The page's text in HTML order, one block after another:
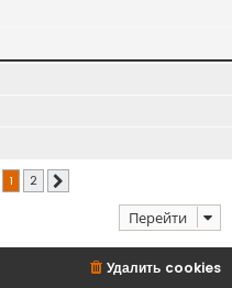
1 2
Перейти
Удалить cookies